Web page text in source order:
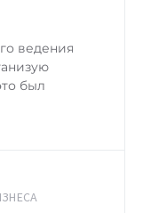
ведения
был